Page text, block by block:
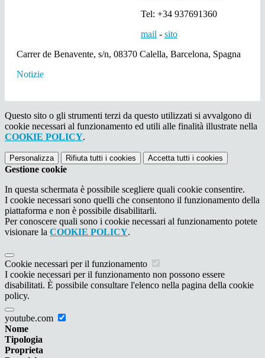
Tel: +34 937691360
mail - sito
Carrer de Benavente, s/n, 08370 Calella, Barcelona, Spagna
Notizie
Questo sito o gli strumenti terzi da questo utilizzati si avvalgono di
cookie necessari al funzionamento ed utili alle finalità illustrate nella
COOKIE POLICY.
Personalizza Rifiuta tutti i cookies Accetta tutti i cookies
Gestione cookie
In questa schermata è possibile scegliere quali cookie consentire.
I cookie necessari sono quelli che consentono il funzionamento della
piattaforma e non è possibile disabilitarli.
Per conoscere quali sono i cookie necessari al funzionamento potete
visionare la COOKIE POLICY.
Cookie necessari per il funzionamento
I cookie necessari per il funzionamento non possono essere
disabilitati. È possibile consultare l'elenco nella pagina della cookie
policy.
youtube.com
Nome
Tipologia
Proprieta